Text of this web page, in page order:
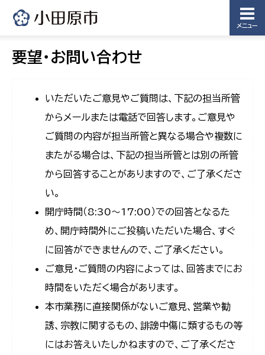
メニュー
要望・お問い合わせ
いただいたご意見やご質問は、下記の担当所管
からメールまたは電話で回答します。ご意見や
ご質問の内容が担当所管と異なる場合や複数に
またがる場合は、下記の担当所管とは別の所管
から回答することがありますので、ご了承くださ
い。
開庁時間（8:30〜17:00）での回答となるた
め、開庁時間外にご投稿いただいた場合、すぐ
に回答ができませんので、ご了承ください。
ご意見・ご質問の内容によっては、回答までにお
時間をいただく場合があります。
本市業務に直接関係がないご意見、営業や勧
誘、宗教に関するもの、誹謗中傷に類するもの等
にはお答えいたしかねますので、ご了承くださ